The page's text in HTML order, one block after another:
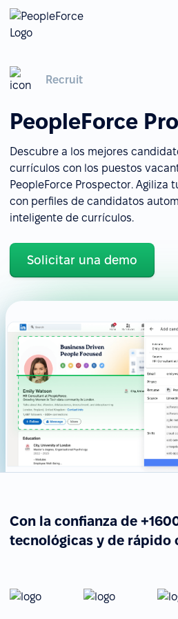
Recruit
PeopleForce
Descubre a los mejores
currículos con los puestos
PeopleForce Prospector. Agiliza
con perfiles de candidatos
inteligente de currículos.
Solicitar una demo
Con la confianza de
tecnológicas y de rápido